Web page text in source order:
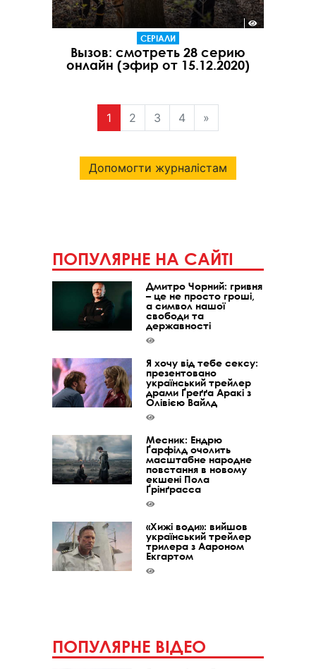
СЕРІАЛИ
Вызов: смотреть 28 серию
онлайн (эфир от 15.12.2020)
1 2 3 4 »
Допомогти журналістам
ПОПУЛЯРНЕ НА САЙТІ
Дмитро Чорний: гривня
– це не просто гроші,
а символ нашої
свободи та
державності
Я хочу від тебе сексу:
презентовано
український трейлер
драми Ґреґґа Аракі з
Олівією Вайлд
Месник: Ендрю
Ґарфілд очолить
масштабне народне
повстання в новому
екшені Пола
Ґрінґрасса
«Хижі води»: вийшов
український трейлер
трилера з Аароном
Екгартом
ПОПУЛЯРНЕ ВІДЕО